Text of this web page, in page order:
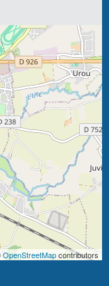
OpenStreetMapcontributors